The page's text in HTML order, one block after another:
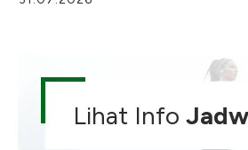
Lihat Info